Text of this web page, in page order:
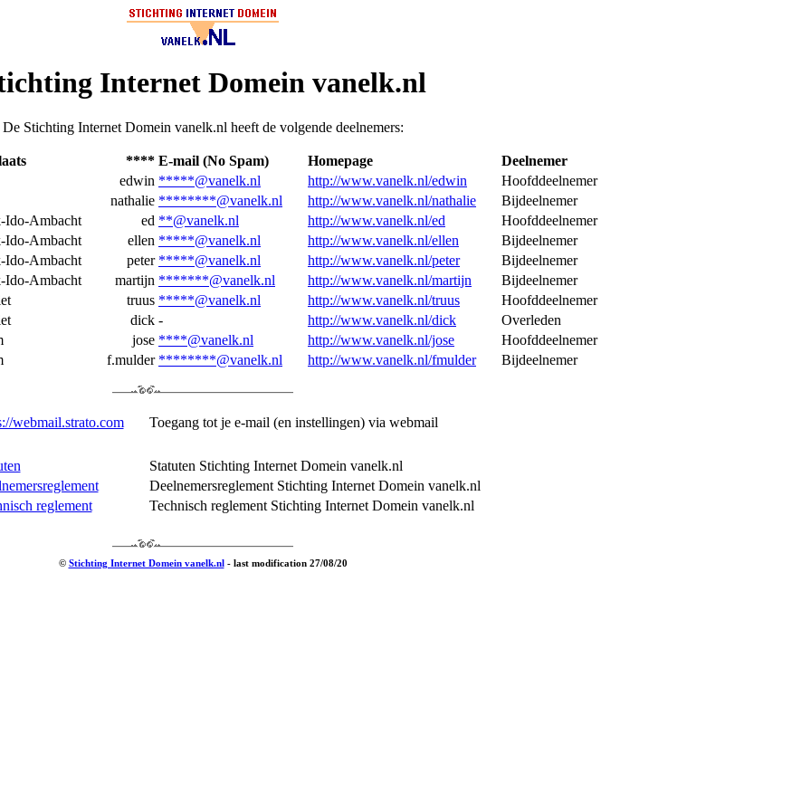
Internet Domein vanelk.nl
De Stichting Internet Domein vanelk.nl heeft de volgende deelnemers:
**** E-mail (No Spam) Homepage
Deelnemer
edwin *****@vanelk.nl http://www.vanelk.nl/edwin
Hoofddeelnemer
nathalie ********@vanelk.nl http://www.vanelk.nl/nathalie
Bijdeelnemer
Ido-Ambacht ed **@vanelk.nl http://www.vanelk.nl/ed
Hoofddeelnemer
Ido-Ambacht ellen *****@vanelk.nl http://www.vanelk.nl/ellen
Bijdeelnemer
Ido-Ambacht peter *****@vanelk.nl http://www.vanelk.nl/peter
Bijdeelnemer
Ido-Ambacht martijn *******@vanelk.nl http://www.vanelk.nl/martijn
Bijdeelnemer
truus *****@vanelk.nl http://www.vanelk.nl/truus
Hoofddeelnemer
dick - http://www.vanelk.nl/dick
Overleden
jose ****@vanelk.nl http://www.vanelk.nl/jose
Hoofddeelnemer
f.mulder ********@vanelk.nl http://www.vanelk.nl/fmulder Bijdeelnemer
webmail.strato.com Toegang tot je e-mail (en instellingen) via webmail
Statuten Stichting Internet Domein vanelk.nl
Deelnemersreglement Stichting Internet Domein vanelk.nl
reglement
Technisch reglement Stichting Internet Domein vanelk.nl
© Stichting Internet Domein vanelk.nl- last modification 27/08/20